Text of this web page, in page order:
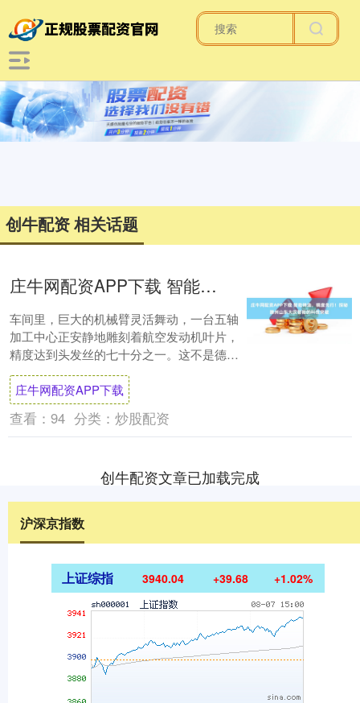
创牛配资 相关话题
庄牛网配资APP下载 智能铸造，精度先行！探秘滕州山东大汉智能的科技突破
车间里，巨大的机械臂灵活舞动，一台五轴
加工中心正安静地雕刻着航空发动机叶片，
精度达到头发丝的七十分之一。这不是德国
或日本的工厂，而是位于山东滕州的山东大
汉智能科....
庄牛网配资APP下载
查看： 94 分类： 炒股配资
创牛配资文章已加载完成
沪深京指数
上证综指 3940.04 +39.68 +1.02%